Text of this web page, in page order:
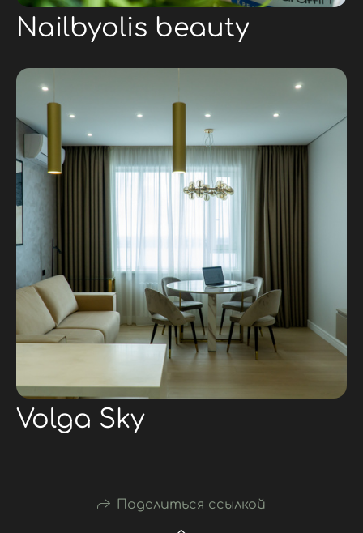
Nailbyolis beauty
Volga Sky
Поделиться ссылкой